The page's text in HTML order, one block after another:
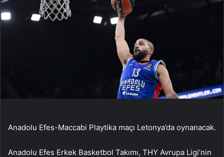
Anadolu Efes-Maccabi Playtika maçı Letonya’da oynanacak.
Anadolu Efes Erkek Basketbol Takımı, THY Avrupa Ligi’nin